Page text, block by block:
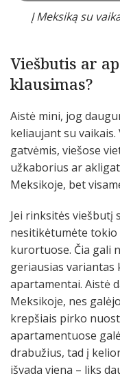
Į Meksiką su
Viešbutis ar
klausimas?
Aistė mini, jog
keliaujant su
gatvėmis, viešose
užkaborius ar
Meksikoje, bet
Jei rinksitės viešbutį
nesitikėtumėte
kurortuose. Čia gali
geriausias variantas
apartamentai. Aistė
Meksikoje, nes
krepšiais pirko
apartamentuose
drabužius, tad į
išvada viena – liks